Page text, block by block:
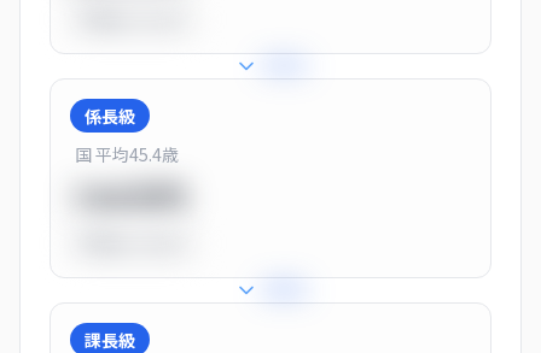
係長級
国 平均45.4歳
課長級